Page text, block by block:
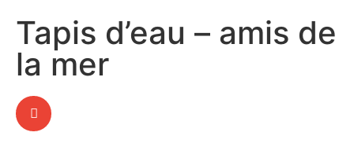
Tapis d’eau – amis de
la mer